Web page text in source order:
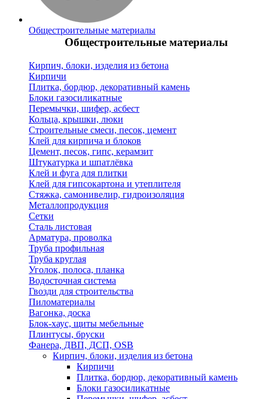
Общестроительные материалы
Общестроительные материалы
Кирпич, блоки, изделия из бетона
Кирпичи
Плитка, бордюр, декоративный камень
Блоки газосиликатные
Перемычки, шифер, асбест
Кольца, крышки, люки
Строительные смеси, песок, цемент
Клей для кирпича и блоков
Цемент, песок, гипс, керамзит
Штукатурка и шпатлёвка
Клей и фуга для плитки
Клей для гипсокартона и утеплителя
Стяжка, самонивелир, гидроизоляция
Металлопродукция
Сетки
Сталь листовая
Арматура, проволка
Труба профильная
Труба круглая
Уголок, полоса, планка
Водосточная система
Гвозди для строительства
Пиломатериалы
Вагонка, доска
Блок-хаус, щиты мебельные
Плинтусы, бруски
Фанера, ДВП, ДСП, OSB
Кирпич, блоки, изделия из бетона
Кирпичи
Плитка, бордюр, декоративный камень
Блоки газосиликатные